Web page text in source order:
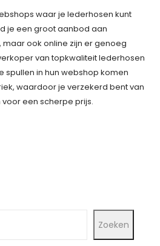
waar je lederhosen kunt
je een groot aanbod aan
ook online zijn er genoeg
van topkwaliteit lederhosen
spullen in hun webshop komen
waardoor je verzekerd bent van
een scherpe prijs.
Zoeken